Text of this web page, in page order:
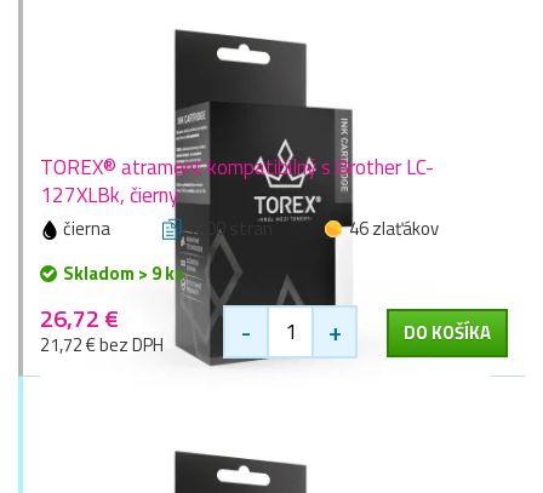
TOREX® atrament kompatibilný s Brother LC-
127XLBk, čierny
čierna 1200 stran
46 zlaťákov
Skladom > 9 ks
26,72 €
21,72 € bez DPH - + DO KOŠÍKA